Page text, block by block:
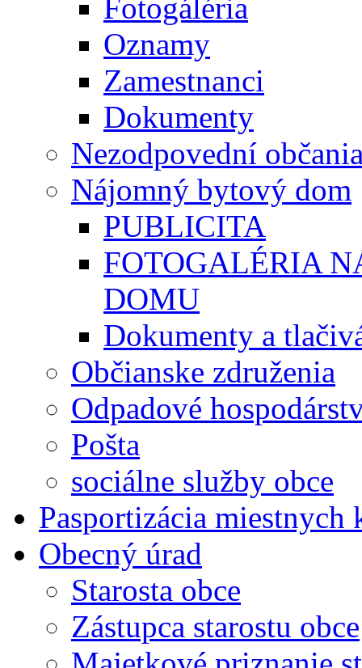
Fotogáléria
Oznamy
Zamestnanci
Dokumenty
Nezodpovední
Nájomný bytový dom
PUBLICITA
FOTOGALÉRIA
DOMU
Dokumenty a
Občianske združenia
Odpadové
Pošta
sociálne služby obce
Pasportizácia
Obecný úrad
Starosta obce
Zástupca starostu obce